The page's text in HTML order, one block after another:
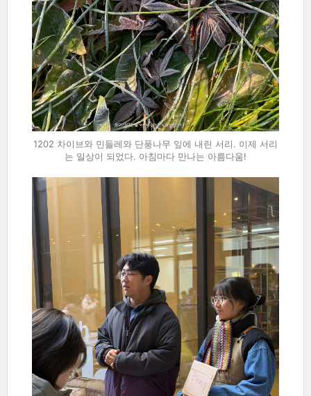
1202 차이브와 민들레와 단풍나무 잎에 내린 서리. 이제 서리
는 일상이 되었다. 아침마다 만나는 아름다움!